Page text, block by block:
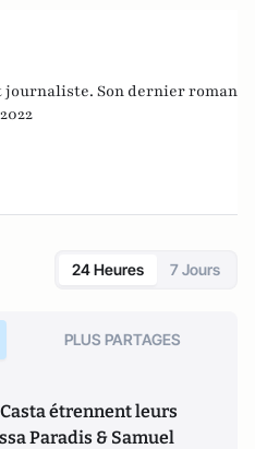
Son dernier roman
24 Heures 7 Jours
PLUS PARTAGES
étrennent leurs
Paradis & Samuel